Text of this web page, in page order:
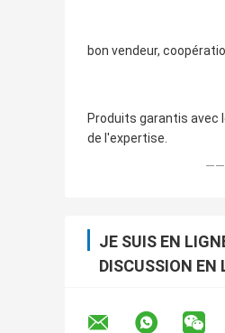
bon vendeur,
Produits garantis avec
de l'expertise.
——
JE SUIS EN
DISCUSSION EN